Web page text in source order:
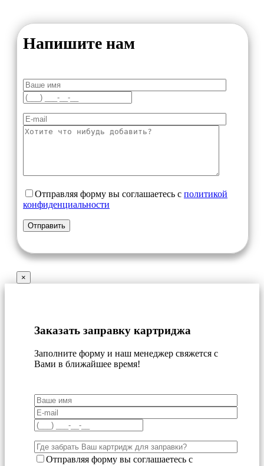
Напишите нам
Отправляя форму вы соглашаетесь с политикой
конфиденциальности
×
Заказать заправку картриджа
Заполните форму и наш менеджер свяжется с
Вами в ближайшее время!
Отправляя форму вы соглашаетесь с